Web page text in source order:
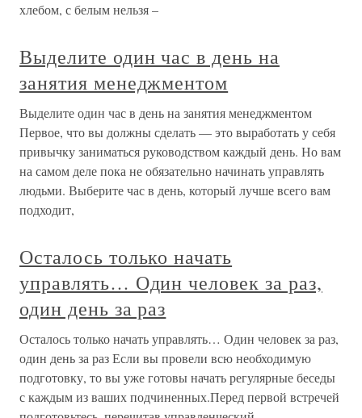
хлебом, с белым нельзя –
Выделите один час в день на
занятия менеджментом
Выделите один час в день на занятия менеджментом
Первое, что вы должны сделать — это выработать у себя
привычку заниматься руководством каждый день. Но вам
на самом деле пока не обязательно начинать управлять
людьми. Выберите час в день, который лучше всего вам
подходит,
Осталось только начать
управлять… Один человек за раз,
один день за раз
Осталось только начать управлять… Один человек за раз,
один день за раз Если вы провели всю необходимую
подготовку, то вы уже готовы начать регулярные беседы
с каждым из ваших подчиненных.Перед первой встречей